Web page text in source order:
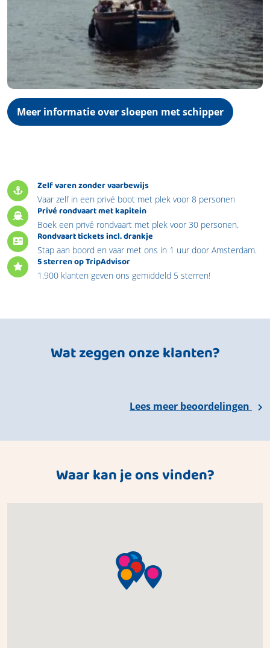
Meer informatie over sloepen met schipper
Zelf varen zonder vaarbewijs
Vaar zelf in een privé boot met plek voor 8 personen
Privé rondvaart met kapitein
Boek een privé rondvaart met plek voor 30 personen.
Rondvaart tickets incl. drankje
Stap aan boord en vaar met ons in 1 uur door Amsterdam.
5 sterren op TripAdvisor
1.900 klanten geven ons gemiddeld 5 sterren!
Wat zeggen onze klanten?
Lees meer beoordelingen
Waar kan je ons vinden?